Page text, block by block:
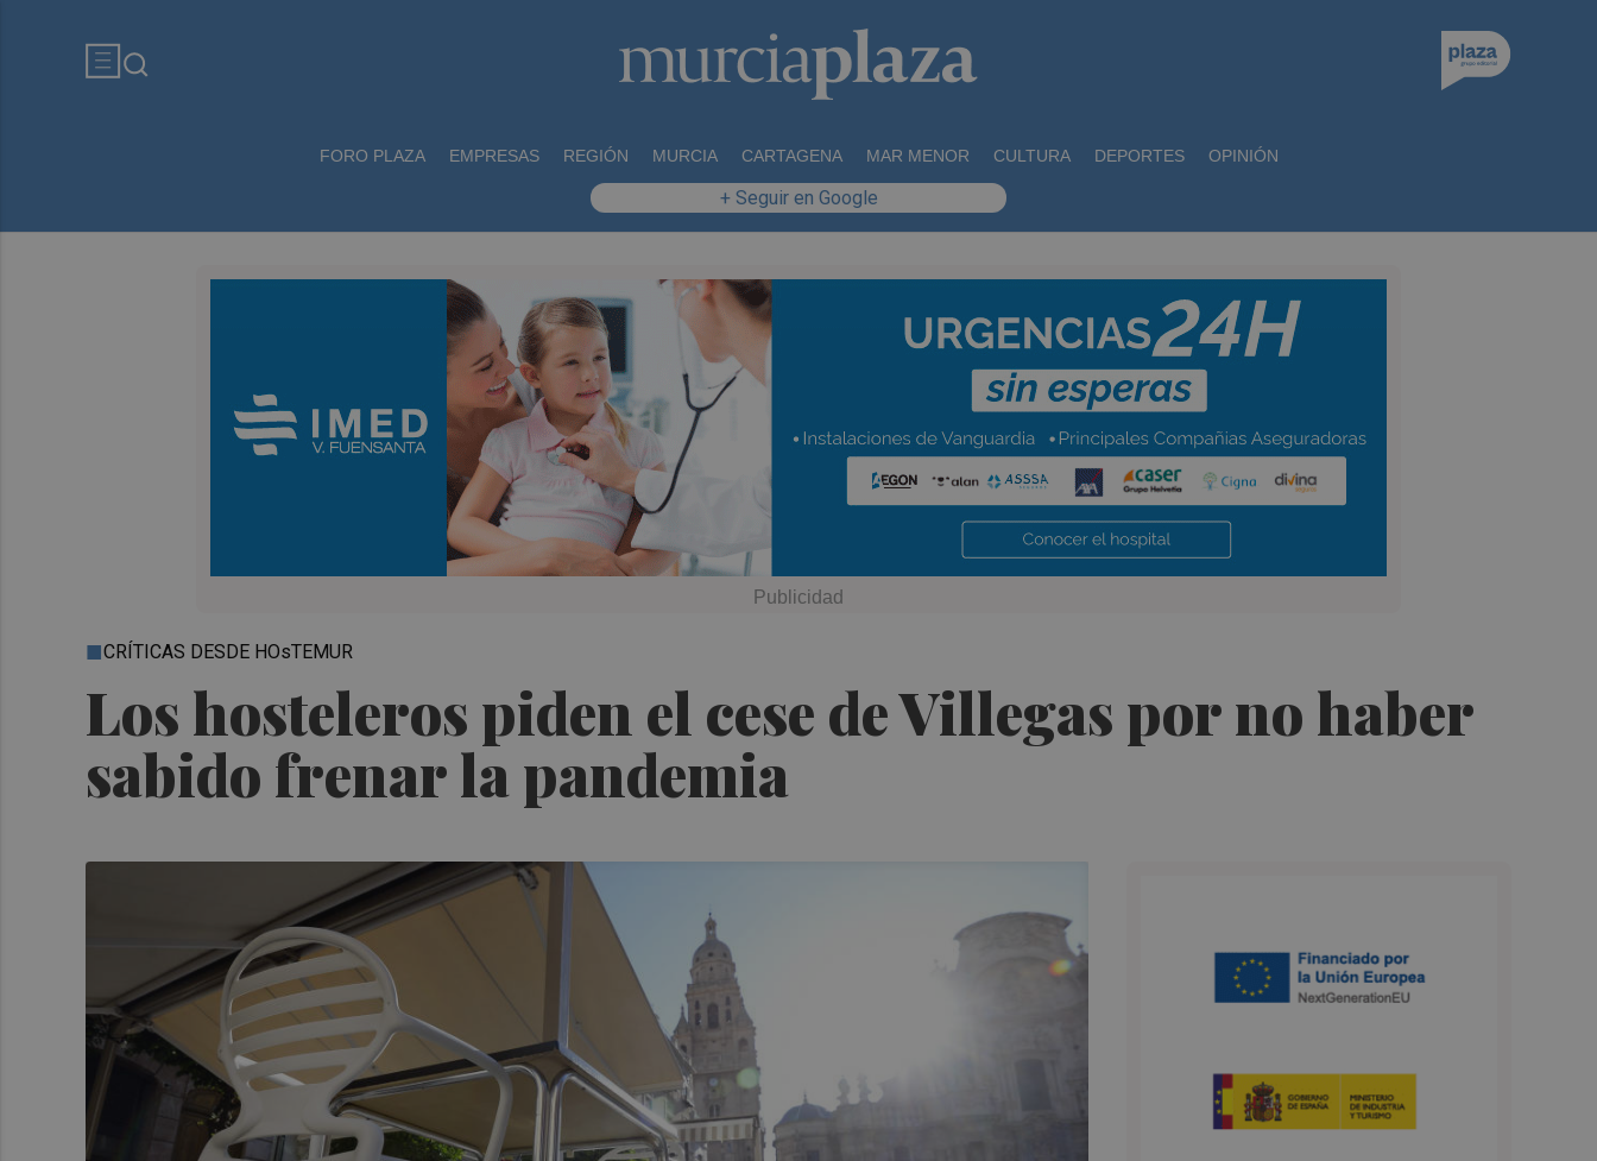
FORO PLAZA EMPRESAS REGIÓN MURCIA CARTAGENA MAR MENOR CULTURA DEPORTES OPINIÓN
+ Seguir en Google
Los hosteleros piden el cese de Villegas por no haber
sabido frenar la pandemia
CRÍTICAS DESDE HOsTEMUR